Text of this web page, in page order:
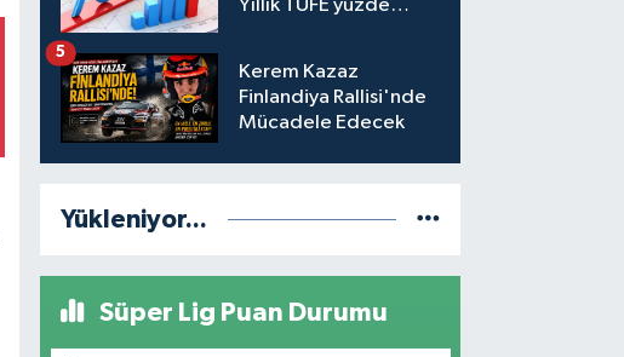
Yıllık TÜFE yüzde
Kerem Kazaz
Finlandiya Rallisi'nde
Mücadele Edecek
5
Yükleniyor...
Süper Lig Puan Durumu